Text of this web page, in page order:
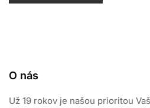
O nás
Už 19 rokov je našou prioritou